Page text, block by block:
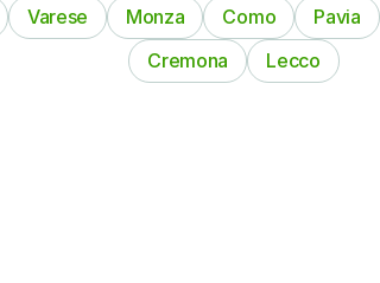
Varese Monza Como Pavia
Cremona
Lecco